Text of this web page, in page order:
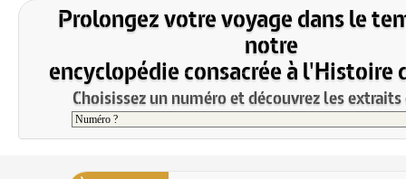
Prolongez votre voyage dans le
notre
encyclopédie consacrée à l'Histoire
Choisissez un numéro et découvrez les